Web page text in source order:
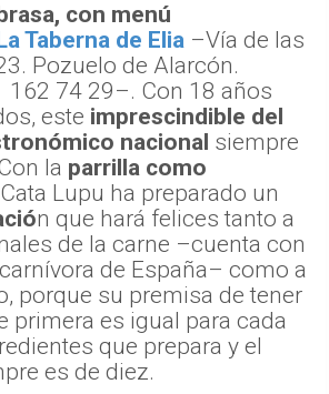
con menú
La Taberna de Elia –Vía de las
Pozuelo de Alarcón.
162 74 29–. Con 18 años
este imprescindible del
nacional siempre
la parrilla como
Lupu ha preparado un
n que hará felices tanto a
de la carne –cuenta con
de España– como a
porque su premisa de tener
primera es igual para cada
que prepara y el
es de diez.